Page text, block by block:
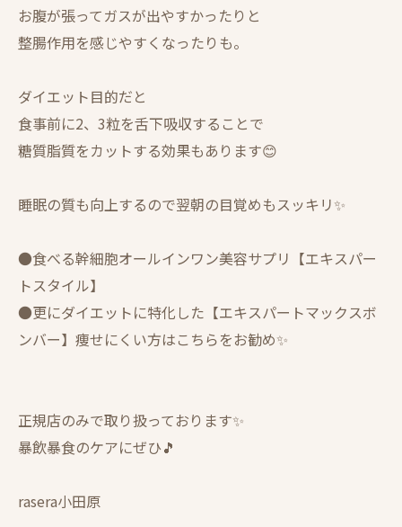
お腹が張ってガスが出やすかったりと
整腸作用を感じやすくなったりも。
ダイエット目的だと
食事前に2、3粒を舌下吸収することで
糖質脂質をカットする効果もあります😊
睡眠の質も向上するので翌朝の目覚めもスッキリ✨
●食べる幹細胞オールインワン美容サプリ【エキスパー
トスタイル】
●更にダイエットに特化した【エキスパートマックスボ
ンバー】痩せにくい方はこちらをお勧め✨
正規店のみで取り扱っております✨
暴飲暴食のケアにぜひ🎵
rasera小田原